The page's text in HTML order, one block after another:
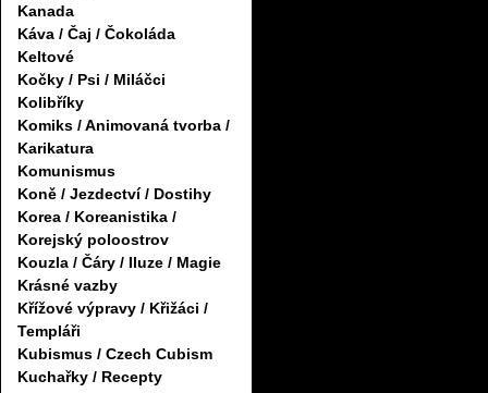
Kanada
Káva / Čaj / Čokoláda
Keltové
Kočky / Psi / Miláčci
Kolibříky
Komiks / Animovaná tvorba /
Karikatura
Komunismus
Koně / Jezdectví / Dostihy
Korea / Koreanistika /
Korejský poloostrov
Kouzla / Čáry / Iluze / Magie
Krásné vazby
Křížové výpravy / Křižáci /
Templáři
Kubismus / Czech Cubism
Kuchařky / Recepty